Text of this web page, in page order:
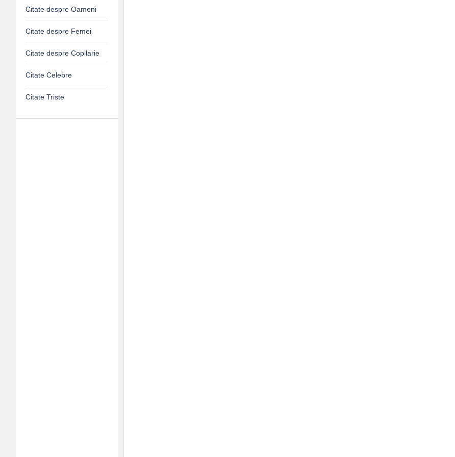
Citate despre Oameni
Citate despre Femei
Citate despre Copilarie
Citate Celebre
Citate Triste